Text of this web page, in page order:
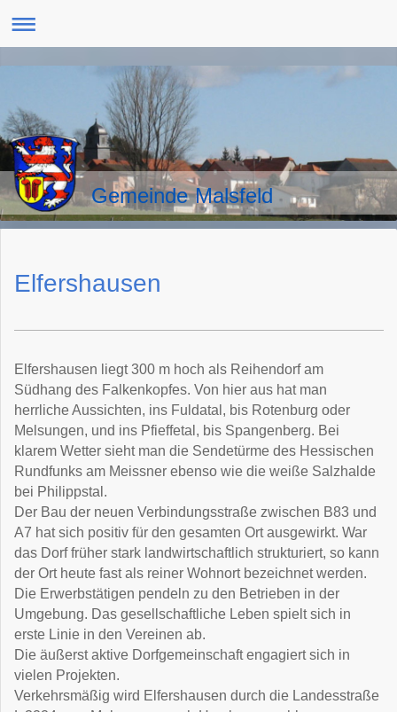
Gemeinde Malsfeld
Elfershausen
Elfershausen liegt 300 m hoch als Reihendorf am
Südhang des Falkenkopfes. Von hier aus hat man
herrliche Aussichten, ins Fuldatal, bis Rotenburg oder
Melsungen, und ins Pfieffetal, bis Spangenberg. Bei
klarem Wetter sieht man die Sendetürme des Hessischen
Rundfunks am Meissner ebenso wie die weiße Salzhalde
bei Philippstal.
Der Bau der neuen Verbindungsstraße zwischen B83 und
A7 hat sich positiv für den gesamten Ort ausgewirkt. War
das Dorf früher stark landwirtschaftlich strukturiert, so kann
der Ort heute fast als reiner Wohnort bezeichnet werden.
Die Erwerbstätigen pendeln zu den Betrieben in der
Umgebung. Das gesellschaftliche Leben spielt sich in
erste Linie in den Vereinen ab.
Die äußerst aktive Dorfgemeinschaft engagiert sich in
vielen Projekten.
Verkehrsmäßig wird Elfershausen durch die Landesstraße